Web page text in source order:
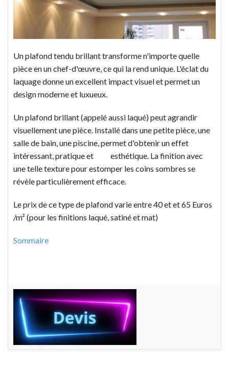
Un plafond tendu brillant transforme n'importe quelle
pièce en un chef-d'œuvre, ce qui la rend unique. L'éclat du
laquage donne un excellent impact visuel et permet un
design moderne et luxueux.
Un plafond brillant (appelé aussi laqué) peut agrandir
visuellement une pièce. Installé dans une petite pièce, une
salle de bain, une piscine, permet d'obtenir un effet
intéressant, pratique et esthétique. La finition avec
une telle texture pour estomper les coins sombres se
révèle particulièrement efficace.
Le prix de ce type de plafond varie entre 40 et et 65 Euros
/m² (pour les finitions laqué, satiné et mat)
Sommaire